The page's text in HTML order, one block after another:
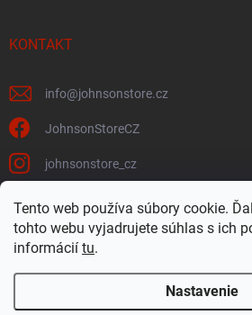
Tento web používa súbory cookie.
tohto webu vyjadrujete súhlas s ich
informácií tu.
Nastavenie
KONTAKT
info@johnsonstore.cz
JohnsonStoreCZ
johnsonstore_cz
Johnson Health Tech CZ & SK